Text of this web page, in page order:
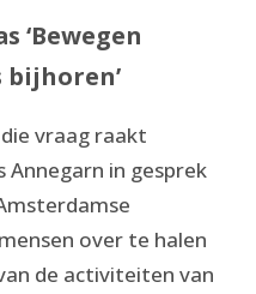
‘Bewegen
vraag raakt
Annegarn in gesprek
over te halen
de activiteiten van